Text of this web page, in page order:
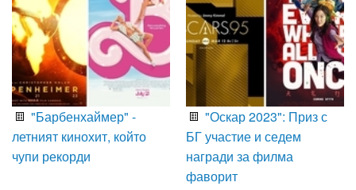
"Барбенхаймер" -
летният кинохит, който
чупи рекорди
"Оскар 2023": Приз с
БГ участие и седем
награди за филма
фаворит